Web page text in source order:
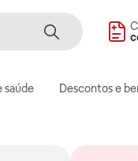
saúde Descontos e